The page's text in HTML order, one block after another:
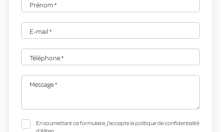
Prénom*
E-mail*
Téléphone*
Message*
En soumettant ce formulaire, j'accepte la politique de confidentialité